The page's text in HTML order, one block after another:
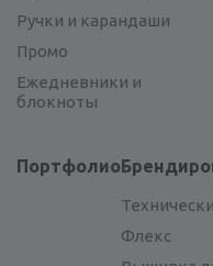
Ручки и карандаши
Промо
Ежедневники и
блокноты
Портфолио
Флекс